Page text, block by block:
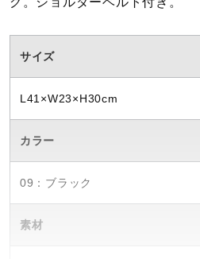
ウォーキングシューズ
インナー
サイズ
L41×W23×H30cm
カラー
09：ブラック
素材